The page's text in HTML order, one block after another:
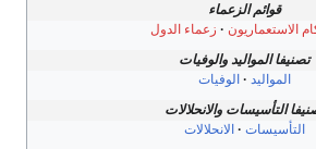
قوائم الزعماء
الاستعماريون
زعماء الدول
تصنيفا المواليد والوفيات
المواليد
الوفيات
التأسيسات والانحلالات
التأسيسات
الانحلالات